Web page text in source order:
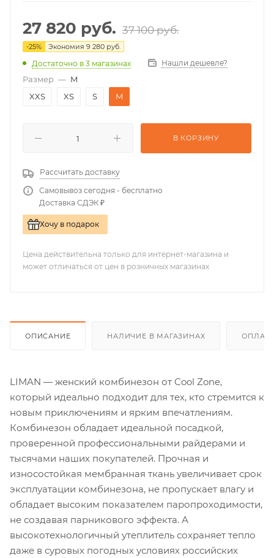
27 820 руб. 37 100руб.
-25% Экономия 9 280 руб.
Достаточно в 3 магазинах Нашли дешевле?
Размер — M
XXS
XS S M
В КОРЗИНУ
Рассчитать доставку
Самовывоз сегодня - бесплатно
Доставка СДЭК ₽
Хочу в подарок
Цена действительна только для интернет-магазина и
может отличаться от цен в розничных магазинах
ОПИСАНИЕ НАЛИЧИЕ В МАГАЗИНАХ
LIMAN — женский комбинезон от Cool Zone,
который идеально подходит для тех, кто стремится к
новым приключениям и ярким впечатлениям.
Комбинезон обладает идеальной посадкой,
проверенной профессиональными райдерами и
тысячами наших покупателей. Прочная и
износостойкая мембранная ткань увеличивает срок
эксплуатации комбинезона, не пропускает влагу и
обладает высоким показателем паропроходимости,
не создавая парникового эффекта. А
высокотехнологичный утеплитель сохраняет тепло
даже в суровых погодных условиях российских